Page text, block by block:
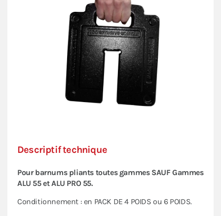
Descriptif technique
Pour barnums pliants toutes gammes SAUF Gammes
ALU 55 et ALU PRO 55.
Conditionnement : en PACK DE 4 POIDS ou 6 POIDS.